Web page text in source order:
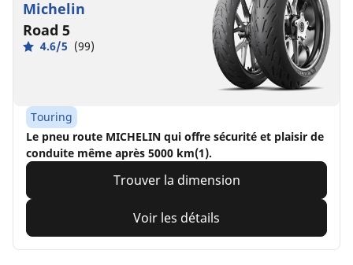
Michelin
Road 5
4.6/5 (99)
Touring
Le pneu route MICHELIN qui offre sécurité et plaisir de
conduite même après 5000 km(1).
Trouver la dimension
Voir les détails